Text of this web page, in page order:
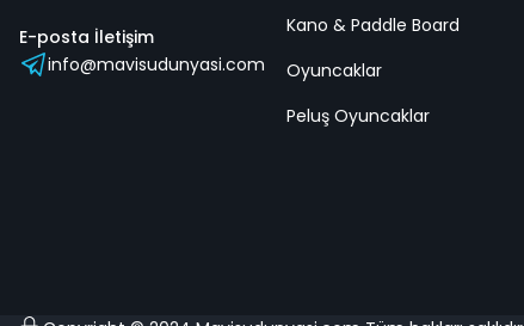
%50
8.838,00 TL
E-posta İletişim
info@mavisudunyasi.com
Kano & Paddle Board
Oyuncaklar
Peluş Oyuncaklar